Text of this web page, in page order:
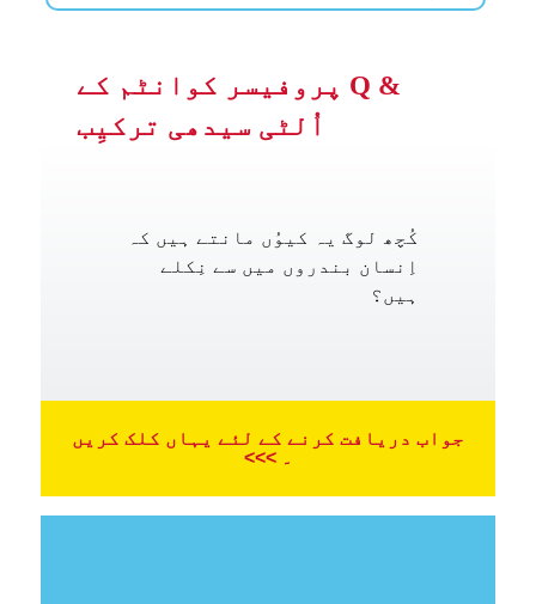
پروفیسر کوانٹم کے Q &
اُلٹی سیدھی ترکیِب
کُچھ لوگ یہ کیوُں مانتے ہیں کہ
اِنسان بندروں میں سے نِکلے
ہیں؟
جواب دریافت کرنے کے لئے یہاں کلک کریں
۔ >>>